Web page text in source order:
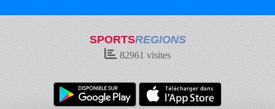
SPORTSREGIONS
82961 visites